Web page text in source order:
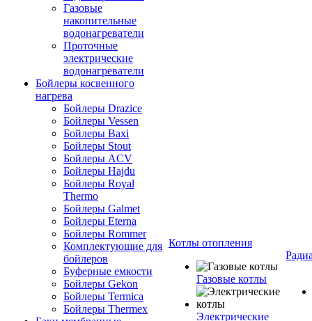
Газовые
накопительные
водонагреватели
Проточные
электрические
водонагреватели
Бойлеры косвенного
нагрева
Бойлеры Drazice
Бойлеры Vessen
Бойлеры Baxi
Бойлеры Stout
Бойлеры ACV
Бойлеры Hajdu
Бойлеры Royal
Thermo
Бойлеры Galmet
Бойлеры Eterna
Бойлеры Rommer
Комплектующие для
бойлеров
Буферные емкости
Бойлеры Gekon
Бойлеры Termica
Бойлеры Thermex
Котлы отопления
Газовые котлы
Электрические